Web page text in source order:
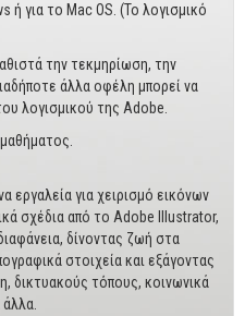
ή για το Mac OS. (Το λογισμικό
την τεκμηρίωση, την
άλλα οφέλη μπορεί να
λογισμικού της Adobe.
εργαλεία για χειρισμό εικόνων
σχέδια από το Adobe Illustrator,
δίνοντας ζωή στα
στοιχεία και εξάγοντας
δικτυακούς τόπους, κοινωνικά
άλλα.